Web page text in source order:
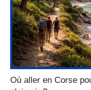
Où aller en Corse